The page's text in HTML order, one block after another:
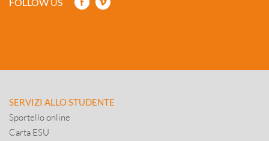
SERVIZI ALLO STUDENTE
Sportello online
Carta ESU